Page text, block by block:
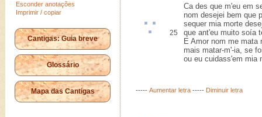
Esconder anotações
Imprimir / copiar
Cantigas: Guia breve
Glossário
Mapa das Cantigas
Ca des que m'eu em
nom desejei bem que
sequer mia morte
25 que ant'eu muito soía
E Amor nom me mata
mais matar-m'-ia, se
ou eu cuidass'em mia
----- Aumentar letra ----- Diminuir letra